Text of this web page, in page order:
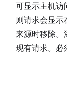
可显示主机访
则请求会显
来源时移除。
现有请求。必